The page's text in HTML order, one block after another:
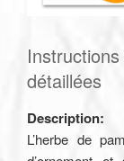
détaillées
Description:
L’herbe de